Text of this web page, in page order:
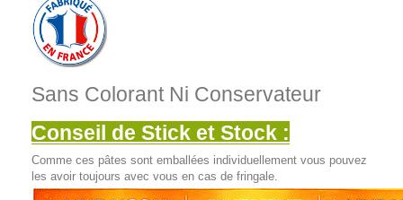
Sans Colorant Ni Conservateur
Conseil de Stick et Stock :
Comme ces pâtes sont emballées individuellement vous pouvez
les avoir toujours avec vous en cas de fringale.